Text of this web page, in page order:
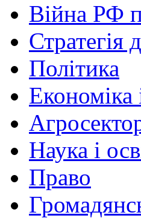
Війна РФ
Стратегія
Політика
Економіка
Наука і
Право